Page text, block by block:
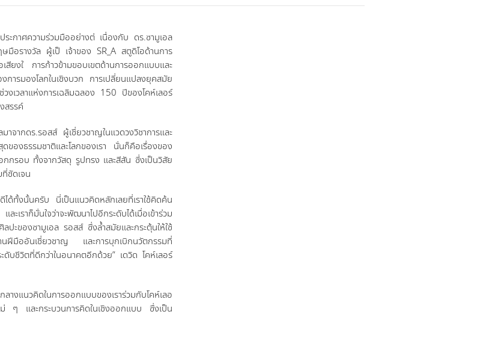
ะกาศความร่วมมืออย่างต่ เนื่องกับ ดร.ซามูเอล
อรางวัล ผู้เป็ เจ้าของ SR_A สตูดิโอด้านการ
งใ การก้าวข้ามขอบเขตด้านการออกแบบและ
ารมองโลกในเชิงบวก การเปลี่ยนแปลงยุคสมัย
งเวลาแห่งการเฉลิมฉลอง 150 ปีของโคห์เลอร์
สรรค์
ากดร.รอสส์ ผู้เชี่ยวชาญในแวดวงวิชาการและ
องธรรมชาติและโลกของเรา นั่นก็คือเรื่องของ
กกรอบ ทั้งจากวัสดุ รูปทรง และสีสัน ซึ่งเป็นวิสัย
ชัดเจน
ได้ทั้งนั้นครับ นี่เป็นแนวคิดหลักเลยที่เราใช้คิดค้น
ราก็มั่นใจว่าจะพัฒนาไปอีกระดับได้เมื่อเข้าร่วม
ปะของซามูเอล รอสส์ ซึ่งล้ำสมัยและกระตุ้นให้ใช้
ฝีมืออันเชี่ยวชาญ และการบุกเบิกนวัตกรรมที่
ชีวิตที่ดีกว่าในอนาคตอีกด้วย” เดวิด โคห์เลอร์
งแนวคิดในการออกแบบของเราร่วมกับโคห์เลอ
ๆ และกระบวนการคิดในเชิงออกแบบ ซึ่งเป็น